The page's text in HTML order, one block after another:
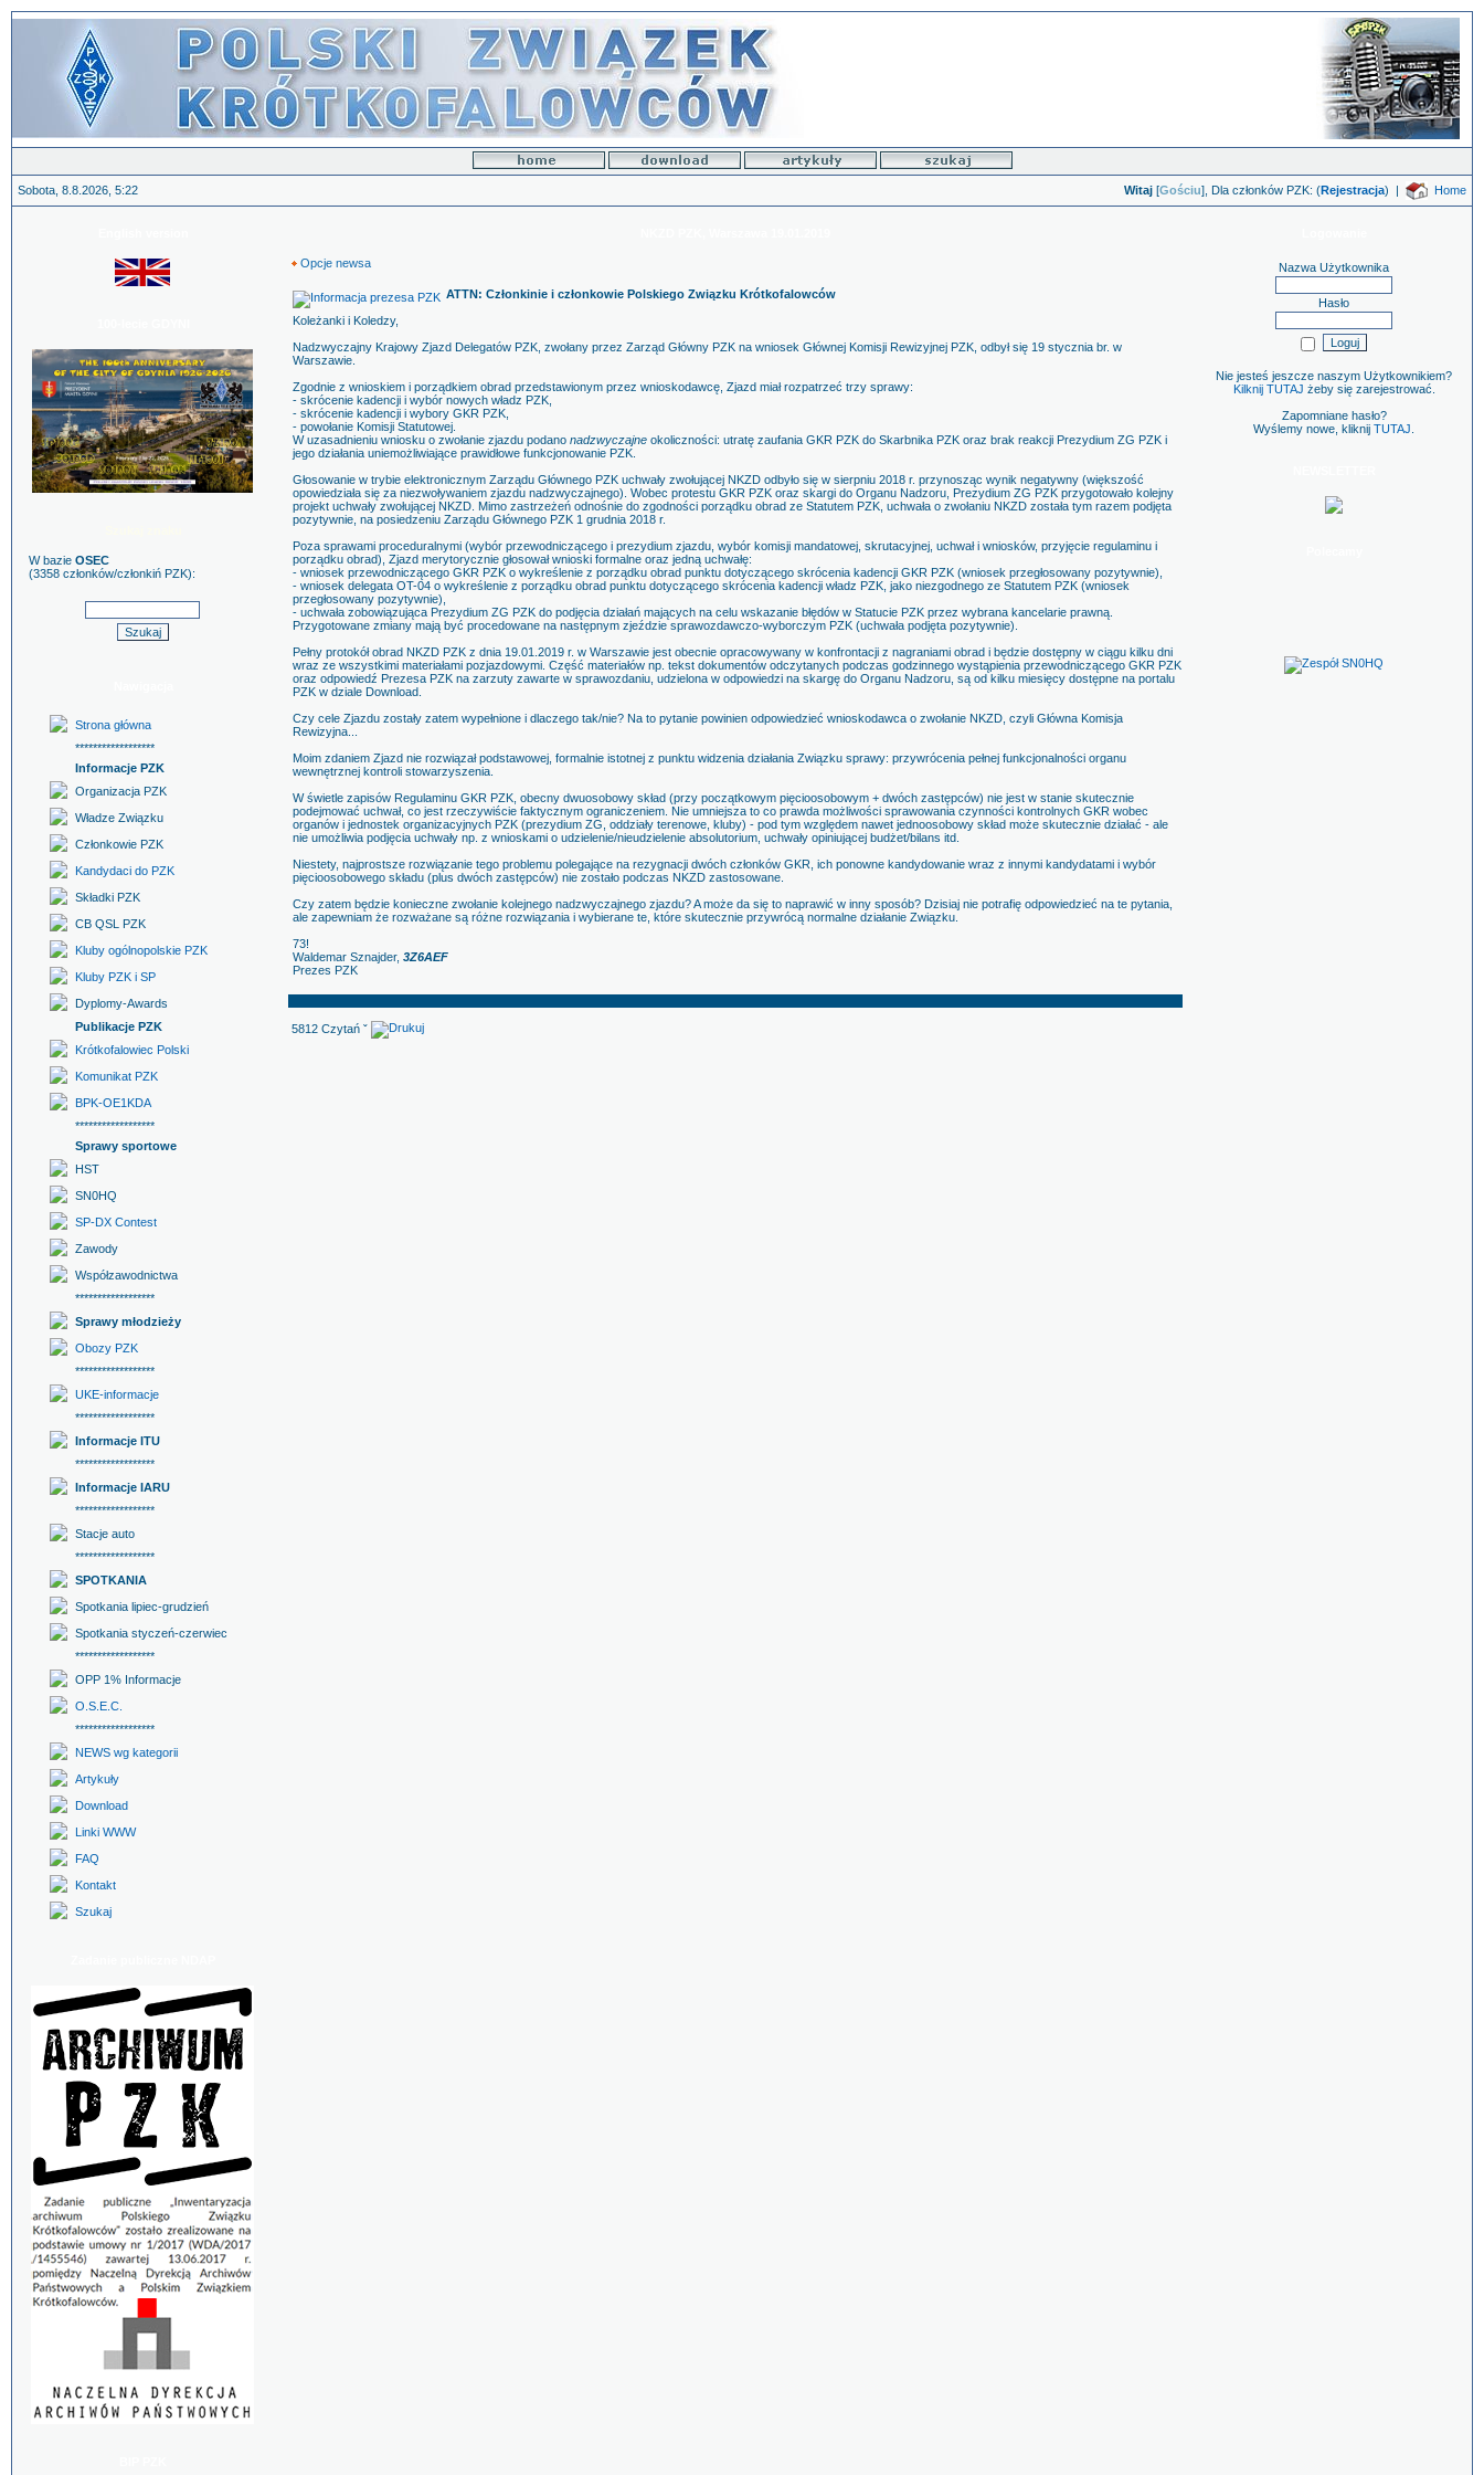
Sobota, 8.8.2026, 5:22 Witaj [Gościu], Dla członków PZK: (Rejestracja) | Home
W bazie OSEC
(3358 członków/członkiń PZK):
Strona główna
******************
Informacje PZK
Organizacja PZK
Władze Związku
Członkowie PZK
Kandydaci do PZK
Składki PZK
CB QSL PZK
Kluby ogólnopolskie PZK
Kluby PZK i SP
Dyplomy-Awards
Publikacje PZK
Krótkofalowiec Polski
Komunikat PZK
BPK-OE1KDA
******************
Sprawy sportowe
HST
SN0HQ
SP-DX Contest
Zawody
Współzawodnictwa
******************
Sprawy młodzieży
Obozy PZK
******************
UKE-informacje
******************
Informacje ITU
******************
Informacje IARU
******************
Stacje auto
******************
SPOTKANIA
Spotkania lipiec-grudzień
Spotkania styczeń-czerwiec
******************
OPP 1% Informacje
O.S.E.C.
******************
NEWS wg kategorii
Artykuły
Download
Linki WWW
FAQ
Kontakt
Szukaj
Opcje newsa
ATTN: Członkinie i członkowie Polskiego Związku Krótkofalowców
Koleżanki i Koledzy,
Nadzwyczajny Krajowy Zjazd Delegatów PZK, zwołany przez Zarząd Główny PZK na wniosek Głównej Komisji Rewizyjnej PZK, odbył się 19 stycznia br. w
Warszawie.
Zgodnie z wnioskiem i porządkiem obrad przedstawionym przez wnioskodawcę, Zjazd miał rozpatrzeć trzy sprawy:
- skrócenie kadencji i wybór nowych władz PZK,
- skrócenie kadencji i wybory GKR PZK,
- powołanie Komisji Statutowej.
W uzasadnieniu wniosku o zwołanie zjazdu podano nadzwyczajne okoliczności: utratę zaufania GKR PZK do Skarbnika PZK oraz brak reakcji Prezydium ZG PZK i
jego działania uniemożliwiające prawidłowe funkcjonowanie PZK.
Głosowanie w trybie elektronicznym Zarządu Głównego PZK uchwały zwołującej NKZD odbyło się w sierpniu 2018 r. przynosząc wynik negatywny (większość
opowiedziała się za niezwoływaniem zjazdu nadzwyczajnego). Wobec protestu GKR PZK oraz skargi do Organu Nadzoru, Prezydium ZG PZK przygotowało kolejny
projekt uchwały zwołującej NKZD. Mimo zastrzeżeń odnośnie do zgodności porządku obrad ze Statutem PZK, uchwała o zwołaniu NKZD została tym razem podjęta
pozytywnie, na posiedzeniu Zarządu Głównego PZK 1 grudnia 2018 r.
Poza sprawami proceduralnymi (wybór przewodniczącego i prezydium zjazdu, wybór komisji mandatowej, skrutacyjnej, uchwał i wniosków, przyjęcie regulaminu i
porządku obrad), Zjazd merytorycznie głosował wnioski formalne oraz jedną uchwałę:
- wniosek przewodniczącego GKR PZK o wykreślenie z porządku obrad punktu dotyczącego skrócenia kadencji GKR PZK (wniosek przegłosowany pozytywnie),
- wniosek delegata OT-04 o wykreślenie z porządku obrad punktu dotyczącego skrócenia kadencji władz PZK, jako niezgodnego ze Statutem PZK (wniosek
przegłosowany pozytywnie),
- uchwała zobowiązująca Prezydium ZG PZK do podjęcia działań mających na celu wskazanie błędów w Statucie PZK przez wybrana kancelarie prawną.
Przygotowane zmiany mają być procedowane na następnym zjeździe sprawozdawczo-wyborczym PZK (uchwała podjęta pozytywnie).
Pełny protokół obrad NKZD PZK z dnia 19.01.2019 r. w Warszawie jest obecnie opracowywany w konfrontacji z nagraniami obrad i będzie dostępny w ciągu kilku dni
wraz ze wszystkimi materiałami pozjazdowymi. Część materiałów np. tekst dokumentów odczytanych podczas godzinnego wystąpienia przewodniczącego GKR PZK
oraz odpowiedź Prezesa PZK na zarzuty zawarte w sprawozdaniu, udzielona w odpowiedzi na skargę do Organu Nadzoru, są od kilku miesięcy dostępne na portalu
PZK w dziale Download.
Czy cele Zjazdu zostały zatem wypełnione i dlaczego tak/nie? Na to pytanie powinien odpowiedzieć wnioskodawca o zwołanie NKZD, czyli Główna Komisja
Rewizyjna...
Moim zdaniem Zjazd nie rozwiązał podstawowej, formalnie istotnej z punktu widzenia działania Związku sprawy: przywrócenia pełnej funkcjonalności organu
wewnętrznej kontroli stowarzyszenia.
W świetle zapisów Regulaminu GKR PZK, obecny dwuosobowy skład (przy początkowym pięcioosobowym + dwóch zastępców) nie jest w stanie skutecznie
podejmować uchwał, co jest rzeczywiście faktycznym ograniczeniem. Nie umniejsza to co prawda możliwości sprawowania czynności kontrolnych GKR wobec
organów i jednostek organizacyjnych PZK (prezydium ZG, oddziały terenowe, kluby) - pod tym względem nawet jednoosobowy skład może skutecznie działać - ale
nie umożliwia podjęcia uchwały np. z wnioskami o udzielenie/nieudzielenie absolutorium, uchwały opiniującej budżet/bilans itd.
Niestety, najprostsze rozwiązanie tego problemu polegające na rezygnacji dwóch członków GKR, ich ponowne kandydowanie wraz z innymi kandydatami i wybór
pięcioosobowego składu (plus dwóch zastępców) nie zostało podczas NKZD zastosowane.
Czy zatem będzie konieczne zwołanie kolejnego nadzwyczajnego zjazdu? A może da się to naprawić w inny sposób? Dzisiaj nie potrafię odpowiedzieć na te pytania,
ale zapewniam że rozważane są różne rozwiązania i wybierane te, które skutecznie przywrócą normalne działanie Związku.
73!
Waldemar Sznajder, 3Z6AEF
Prezes PZK
5812 Czytań ˇ
Nazwa Użytkownika
Hasło
Nie jesteś jeszcze naszym Użytkownikiem?
Kilknij TUTAJ żeby się zarejestrować.
Zapomniane hasło?
Wyślemy nowe, kliknij TUTAJ